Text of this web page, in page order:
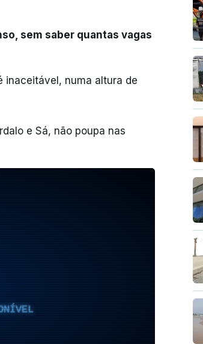
sem saber quantas vagas
inaceitável, numa altura de
e Sá, não poupa nas